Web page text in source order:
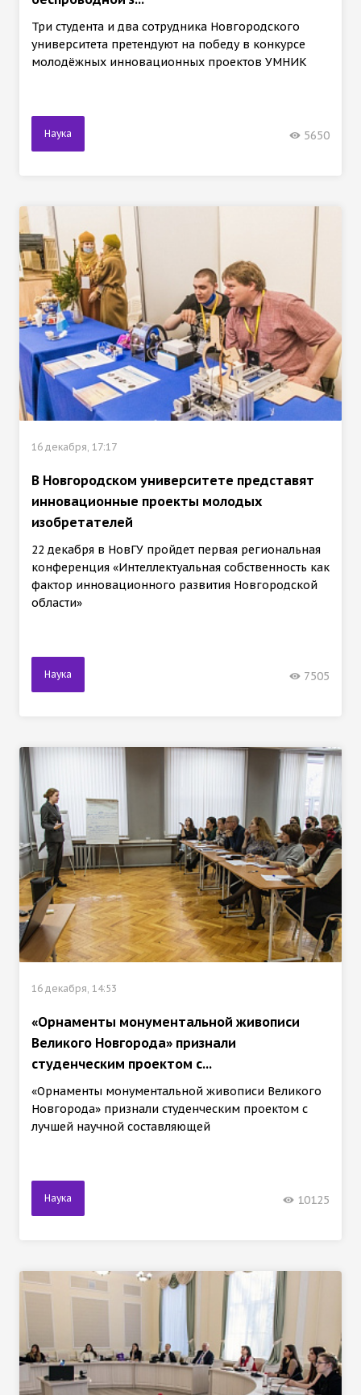
Три студента и два сотрудника Новгородского
университета претендуют на победу в конкурсе
молодёжных инновационных проектов УМНИК
Наука 5650
16 декабря, 17:17
В Новгородском университете представят
инновационные проекты молодых
изобретателей
22 декабря в НовГУ пройдет первая региональная
конференция «Интеллектуальная собственность как
фактор инновационного развития Новгородской
области»
Наука 7505
16 декабря, 14:53
«Орнаменты монументальной живописи
Великого Новгорода» признали
студенческим проектом с...
«Орнаменты монументальной живописи Великого
Новгорода» признали студенческим проектом с
лучшей научной составляющей
Наука 10125